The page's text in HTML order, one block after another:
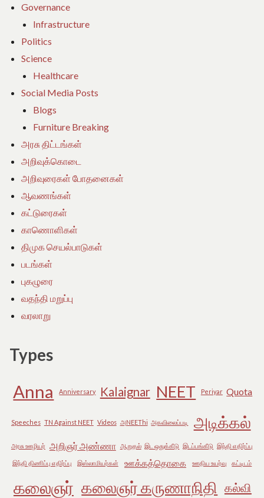
Governance
Infrastructure
Politics
Science
Healthcare
Social Media Posts
Blogs
Furniture Breaking
அரசு திட்டங்கள்
அறிவுக்கொடை
அறிவுரைகள் போதனைகள்
ஆவணங்கள்
கட்டுரைகள்
காணொளிகள்
திமுக செயல்பாடுகள்
படங்கள்
புகழுரை
வதந்தி மறுப்பு
வரலாறு
Types
Anna Anniversary Kalaignar NEET Periyar Quota
Speeches TN Against NEET Videos அNEEThi அகவிலைப்படி அடிக்கல்
அரசு ஊழியர் அறிஞர் அண்ணா ஆறுதல் இட ஒதுக்கீடு இடப்பங்கீடு இந்தி எதிர்ப்பு
இந்தி திணிப்பு எதிர்ப்பு இஸ்லாமியர்கள் ஊக்கத்தொகை ஊதிய உயர்வு கட்டிடம்
கலைஞர் கலைஞர் கருணாநிதி கல்வி